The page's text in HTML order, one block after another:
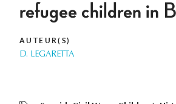
refugee children in
AUTEUR(S)
D. LEGARETTA